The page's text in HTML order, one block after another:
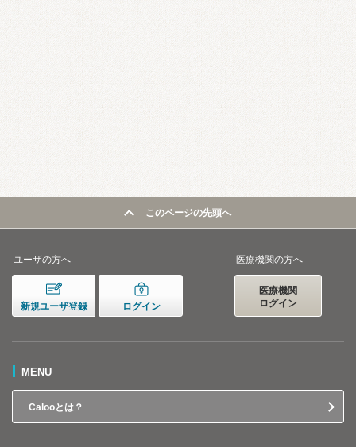
このページの先頭へ
ユーザの方へ
新規ユーザ登録 ログイン
医療機関の方へ
医療機関
ログイン
MENU
Calooとは？